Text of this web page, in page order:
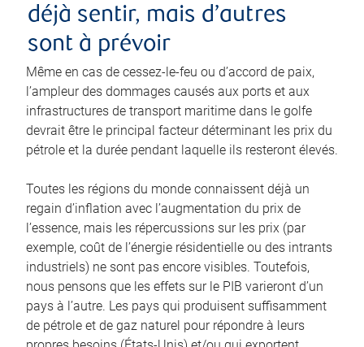
déjà sentir, mais d’autres
sont à prévoir
Même en cas de cessez-le-feu ou d’accord de paix,
l’ampleur des dommages causés aux ports et aux
infrastructures de transport maritime dans le golfe
devrait être le principal facteur déterminant les prix du
pétrole et la durée pendant laquelle ils resteront élevés.
Toutes les régions du monde connaissent déjà un
regain d’inflation avec l’augmentation du prix de
l’essence, mais les répercussions sur les prix (par
exemple, coût de l’énergie résidentielle ou des intrants
industriels) ne sont pas encore visibles. Toutefois,
nous pensons que les effets sur le PIB varieront d’un
pays à l’autre. Les pays qui produisent suffisamment
de pétrole et de gaz naturel pour répondre à leurs